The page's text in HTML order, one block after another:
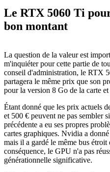
Le RTX 5060 Ti
bon montant
La question de la valeur est
m'inquiéter pour cette partie de
conseil d'administration, le RTX
partagera le même prix que son
pour la version 8 Go de la carte
Étant donné que les prix actuels
et 500 € peuvent ne pas sembler
précédente a eu ses propres
cartes graphiques. Nvidia a
mais il a gardé le même bus étroit
conséquence, le GPU n'a pas
générationnelle significative.